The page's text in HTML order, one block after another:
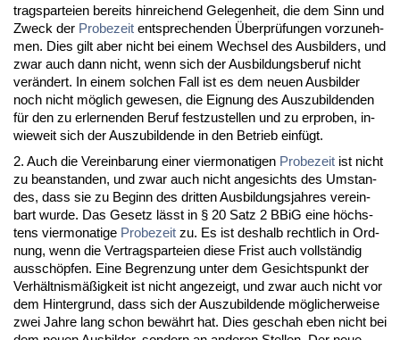
trags­par­tei­en be­reits hin­rei­chend Ge­le­gen­heit, die dem Sinn und
Zweck der Pro­be­zeit ent­spre­chen­den Über­prüfun­gen vor­zu­neh­
men. Dies gilt aber nicht bei ei­nem Wech­sel des Aus­bil­ders, und
zwar auch dann nicht, wenn sich der Aus­bil­dungs­be­ruf nicht
verändert. In ei­nem sol­chen Fall ist es dem neu­en Aus­bil­der
noch nicht möglich ge­we­sen, die Eig­nung des Aus­zu­bil­den­den
für den zu er­ler­nen­den Be­ruf fest­zu­stel­len und zu er­pro­ben, in­
wie­weit sich der Aus­zu­bil­den­de in den Be­trieb einfügt.
2. Auch die Ver­ein­ba­rung ei­ner vier­mo­na­ti­gen Pro­be­zeit ist nicht
zu be­an­stan­den, und zwar auch nicht an­ge­sichts des Um­stan­
des, dass sie zu Be­ginn des drit­ten Aus­bil­dungs­jah­res ver­ein­
bart wur­de. Das Ge­setz lässt in § 20 Satz 2 BBiG ei­ne höchs­
tens vier­mo­na­ti­ge Pro­be­zeit zu. Es ist des­halb recht­lich in Ord­
nung, wenn die Ver­trags­par­tei­en die­se Frist auch vollständig
ausschöpfen. Ei­ne Be­gren­zung un­ter dem Ge­sichts­punkt der
Verhält­nismäßig­keit ist nicht an­ge­zeigt, und zwar auch nicht vor
dem Hin­ter­grund, dass sich der Aus­zu­bil­den­de mögli­cher­wei­se
zwei Jah­re lang schon bewährt hat. Dies ge­schah eben nicht bei